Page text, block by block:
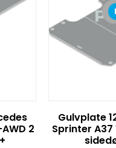
2
Gulvplate
Sprinter A37